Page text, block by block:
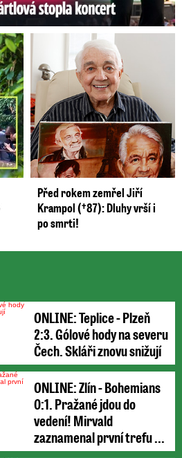
Před rokem zemřel Jiří
Krampol (†87): Dluhy vrší i
po smrti!
ONLINE: Teplice - Plzeň
2:3. Gólové hody na severu
Čech. Skláři znovu snižují
ONLINE: Zlín - Bohemians
0:1. Pražané jdou do
vedení! Mirvald
zaznamenal první trefu ...